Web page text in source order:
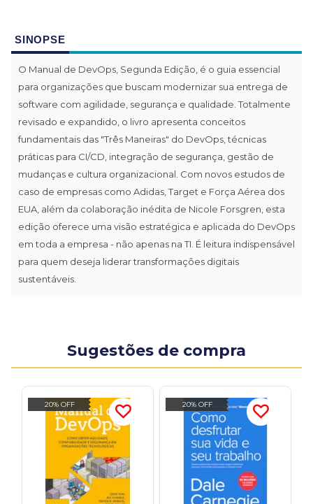
SINOPSE
O Manual de DevOps, Segunda Edição, é o guia essencial
para organizações que buscam modernizar sua entrega de
software com agilidade, segurança e qualidade. Totalmente
revisado e expandido, o livro apresenta conceitos
fundamentais das "Três Maneiras" do DevOps, técnicas
práticas para CI/CD, integração de segurança, gestão de
mudanças e cultura organizacional. Com novos estudos de
caso de empresas como Adidas, Target e Força Aérea dos
EUA, além da colaboração inédita de Nicole Forsgren, esta
edição oferece uma visão estratégica e aplicada do DevOps
em toda a empresa - não apenas na TI. É leitura indispensável
para quem deseja liderar transformações digitais
sustentáveis.
Sugestões de compra
20% OFF 20% OFF